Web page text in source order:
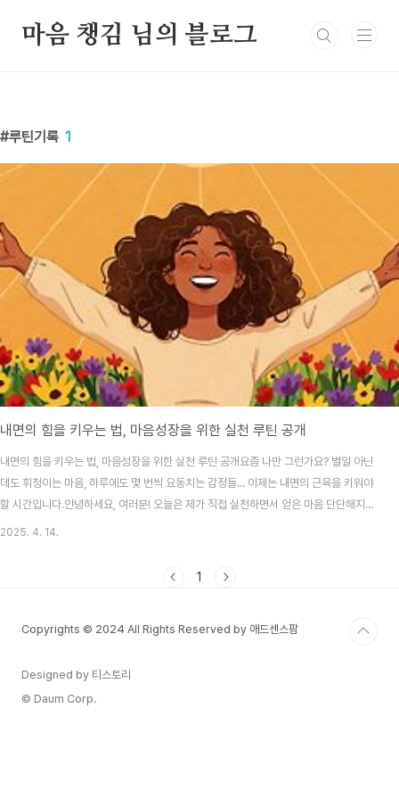
마음 챙김 님의 블로그
루틴기록 1
내면의 힘을 키우는 법, 마음성장을 위한 실천 루틴 공개
내면의 힘을 키우는 법, 마음성장을 위한 실천 루틴 공개요즘 나만 그런가요? 별일 아닌
데도 휘청이는 마음, 하루에도 몇 번씩 요동치는 감정들... 이제는 내면의 근육을 키워야
할 시간입니다.안녕하세요, 여러분! 오늘은 제가 직접 실천하면서 얻은 마음 단단해지는
루틴을 공유해보려고 해요. 세상은 내 마음을 보호해주지 않죠. 결국은 내가 내 마음을
힘이 필요한 이유누구나 마..
2025. 4. 14.
1
Copyrights © 2024 All Rights Reserved by 애드센스팜
Designed by 티스토리
© Daum Corp.